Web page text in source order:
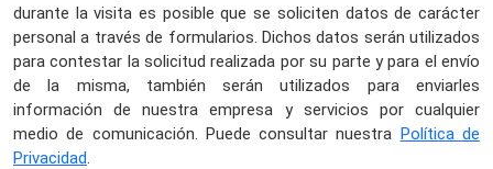
durante la visita es posible que se soliciten datos de carácter
personal a través de formularios. Dichos datos serán utilizados
para contestar la solicitud realizada por su parte y para el envío
de la misma, también serán utilizados para enviarles
información de nuestra empresa y servicios por cualquier
medio de comunicación. Puede consultar nuestra Política de
Privacidad.